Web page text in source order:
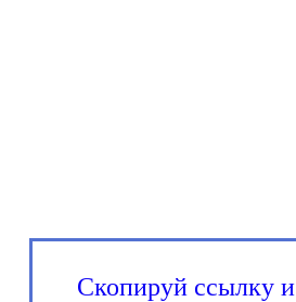
Скопируй ссылку и